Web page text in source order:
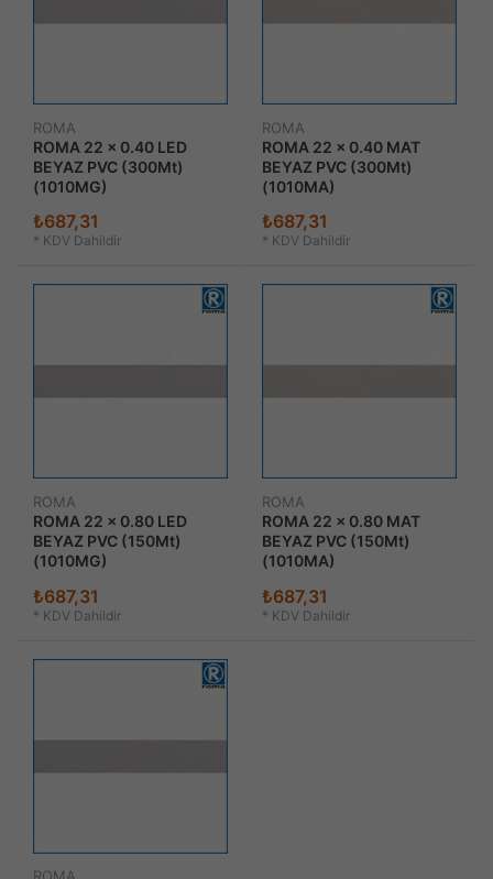
ROMA
ROMA 22 x 0.40 LED
BEYAZ PVC (300Mt)
(1010MG)
₺687,31
* KDV Dahildir
ROMA
ROMA 22 x 0.40 MAT
BEYAZ PVC (300Mt)
(1010MA)
₺687,31
* KDV Dahildir
ROMA
ROMA 22 x 0.80 LED
BEYAZ PVC (150Mt)
(1010MG)
₺687,31
* KDV Dahildir
ROMA
ROMA 22 x 0.80 MAT
BEYAZ PVC (150Mt)
(1010MA)
₺687,31
* KDV Dahildir